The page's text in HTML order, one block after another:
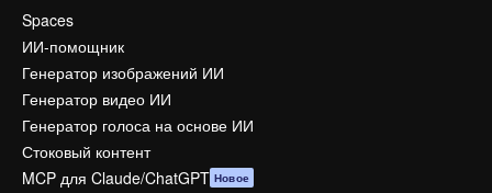
Spaces
ИИ-помощник
Генератор изображений ИИ
Генератор видео ИИ
Генератор голоса на основе ИИ
Стоковый контент
MCP для Claude/ChatGPT Новое